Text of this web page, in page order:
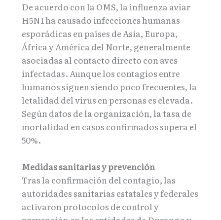
De acuerdo con la OMS, la influenza aviar
H5N1 ha causado infecciones humanas
esporádicas en países de Asia, Europa,
África y América del Norte, generalmente
asociadas al contacto directo con aves
infectadas. Aunque los contagios entre
humanos siguen siendo poco frecuentes, la
letalidad del virus en personas es elevada.
Según datos de la organización, la tasa de
mortalidad en casos confirmados supera el
50%.
Medidas sanitarias y prevención
Tras la confirmación del contagio, las
autoridades sanitarias estatales y federales
activaron protocolos de control y